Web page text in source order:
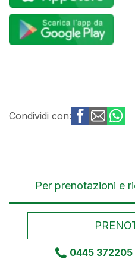
Condividi con:
Per prenotazioni e
0445 372205